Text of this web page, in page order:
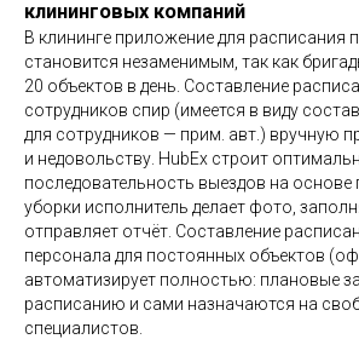
клининговых компаний
В клининге приложение для расписания
становится незаменимым, так как
20 объектов в день. Составление
сотрудников спир (имеется в виду
для сотрудников — прим. авт.) вручную
и недовольству. HubEx строит
последовательность выездов на основе
уборки исполнитель делает фото,
отправляет отчёт. Составление
персонала для постоянных объектов
автоматизирует полностью: плановые
расписанию и сами назначаются на
специалистов.